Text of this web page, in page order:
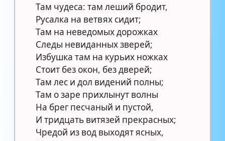
Там чудеса: там леший бродит,
Русалка на ветвях сидит;
Там на неведомых дорожках
Следы невиданных зверей;
Избушка там на курьих ножках
Стоит без окон, без дверей;
Там лес и дол видений полны;
Там о заре прихлынут волны
На брег песчаный и пустой,
И тридцать витязей прекрасных;
Чредой из вод выходят ясных,